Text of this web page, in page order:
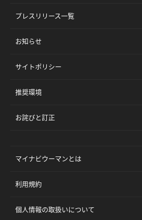
プレスリリース一覧
お知らせ
サイトポリシー
推奨環境
お詫びと訂正
マイナビウーマンとは
利用規約
個人情報の取扱いについて